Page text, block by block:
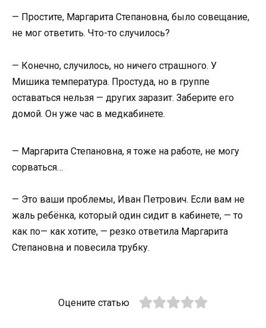
— Простите, Маргарита Степановна, было совещание,
не мог ответить. Что-то случилось?
— Конечно, случилось, но ничего страшного. У
Мишика температура. Простуда, но в группе
оставаться нельзя — других заразит. Заберите его
домой. Он уже час в медкабинете.
— Маргарита Степановна, я тоже на работе, не могу
сорваться…
— Это ваши проблемы, Иван Петрович. Если вам не
жаль ребёнка, который один сидит в кабинете, — то
как по— как хотите, — резко ответила Маргарита
Степановна и повесила трубку.
Оцените статью